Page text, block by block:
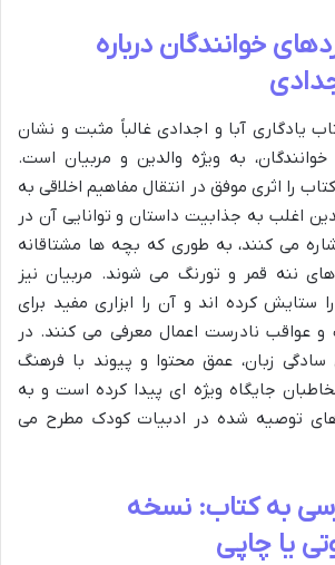
خوانندگان درباره
یادگاری آبا و اجدادی غالباً مثبت و نشان
به ویژه والدین و مربیان است.
را اثری موفق در انتقال مفاهیم اخلاقی به
اغلب به جذابیت داستان و توانایی آن در
می کنند، به طوری که بچه ها مشتاقانه
ننه قمر و تورنگ می شوند. مربیان نیز
ستایش کرده اند و آن را ابزاری مفید برای
عواقب نادرست اعمال معرفی می کنند. در
سادگی زبان، عمق محتوا و پیوند با فرهنگ
جایگاه ویژه ای پیدا کرده است و به
توصیه شده در ادبیات کودک مطرح می
به کتاب: نسخه
یا چاپی